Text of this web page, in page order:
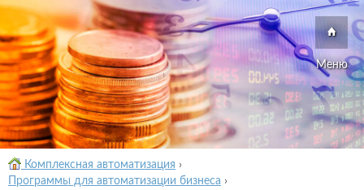
Меню
Комплексная автоматизация ›
Программы для автоматизации бизнеса ›